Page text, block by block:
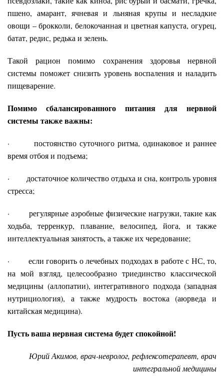
пшено, амарант, ячневая и льняная крупы и несладкие
овощи – брокколи, белокочанная и цветная капуста, огурец,
батат, редис, редька и зелень.
Такой рацион помимо сохранения здоровья нервной
системы поможет снизить уровень воспаления и наладить
пищеварение.
Помимо сбалансированного питания для нервной
системы также важны:
· постоянство суточного ритма, одинаковое и раннее
время отбоя и подъема;
· достаточное количество отдыха и сна, контроль уровня
стресса;
· регулярные аэробные физические нагрузки, такие как
ходьба, терренкур, плавание, велосипед, йога, и также
интеллектуальная занятость, а также их чередование;
· если говорить о лечебных подходах в работе с НС, то,
на мой взгляд, целесообразно триединство классической
медицины (аллопатии), интегративного подхода (западная
нутрициология), а также мудрость востока (аюрведа и
китайская медицина).
Пусть ваша нервная система будет спокойной!
Юрий Акимов, врач-невролог, рефлексотерапевт, врач
интегральной медицины